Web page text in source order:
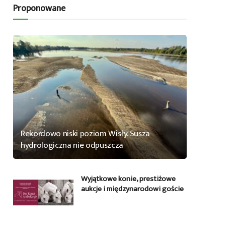
Proponowane
Rekordowo niski poziom Wisły. Susza
hydrologiczna nie odpuszcza
Wyjątkowe konie, prestiżowe
aukcje i międzynarodowi goście